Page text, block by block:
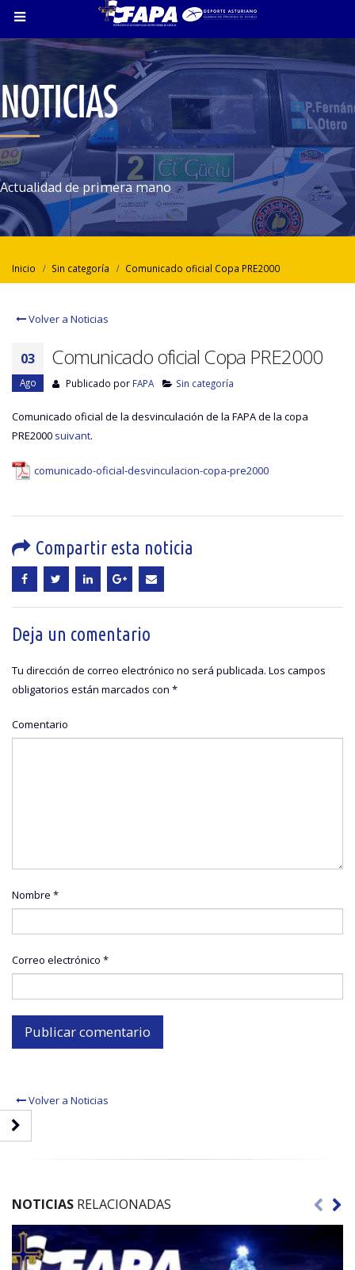
NOTICIAS
Actualidad de primera mano
Inicio Sin categoría Comunicado oficial Copa PRE2000
Volver a Noticias
03
Ago
Comunicado oficial Copa PRE2000
Publicado por FAPA Sin categoría
Comunicado oficial de la desvinculación de la FAPA de la copa
PRE2000 suivant.
comunicado-oficial-desvinculacion-copa-pre2000
Compartir esta noticia
Deja un comentario
Tu dirección de correo electrónico no será publicada. Los campos
obligatorios están marcados con *
Comentario
Nombre *
Correo electrónico *
Volver a Noticias
NOTICIAS RELACIONADAS